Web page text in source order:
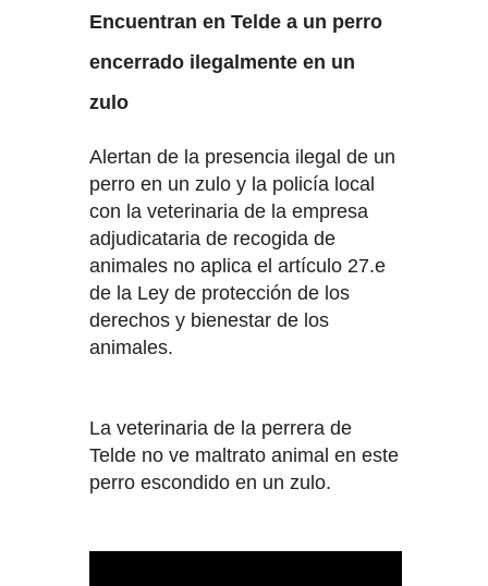
LA TERAPEUTA HOLÍSTICA
ROSANNA ROMERO NOS
TRASLADA A UN VIEJE AL
CENTRO DEL CORAZÓN
DIOS NO LLEGÓ A CÁNOVAS DEL
TELDE HACE PATRIA CON CUBA
Encuentran en Telde a un perro
encerrado ilegalmente en un
zulo
Alertan de la presencia ilegal de un
perro en un zulo y la policía local
con la veterinaria de la empresa
adjudicataria de recogida de
animales no aplica el artículo 27.e
de la Ley de protección de los
derechos y bienestar de los
animales.
La veterinaria de la perrera de
Telde no ve maltrato animal en este
perro escondido en un zulo.